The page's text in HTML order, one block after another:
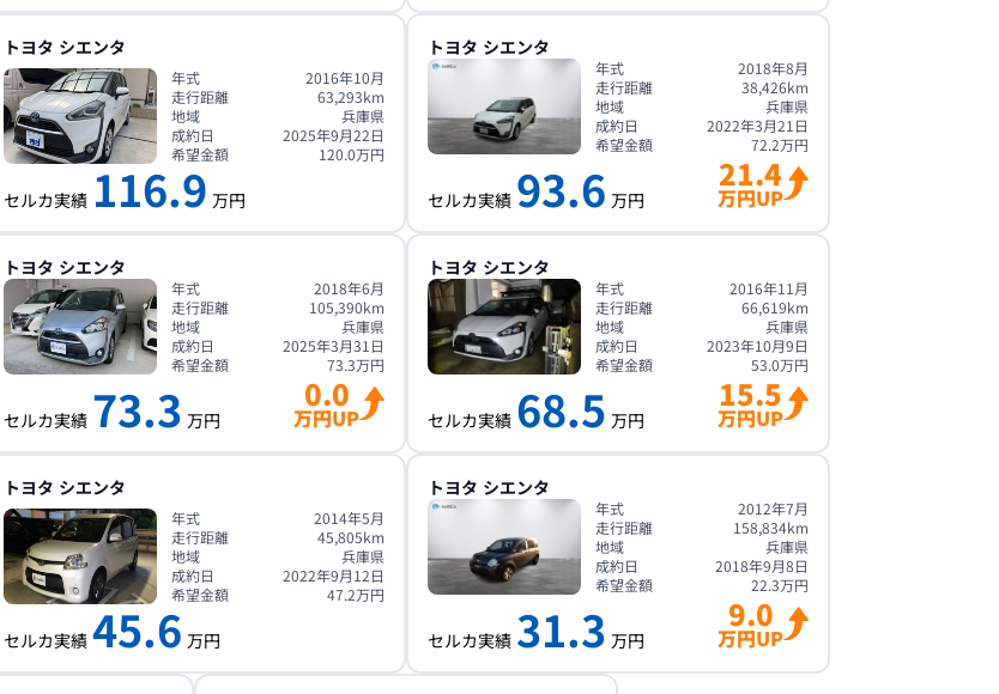
トヨタ シエンタ
年式
2016年10月
走行距離
63,293km
地域
兵庫県
成約日
2025年9月22日
希望金額
120.0万円
セルカ実績 116.9 万円
トヨタ シエンタ
年式
2018年8月
走行距離
38,426km
地域
兵庫県
成約日
2022年3月21日
希望金額
72.2万円
セルカ実績 93.6 万円
21.4
万円UP
トヨタ シエンタ
年式
2018年6月
走行距離
105,390km
地域
兵庫県
成約日
2025年3月31日
希望金額
73.3万円
セルカ実績 73.3 万円
0.0
万円UP
トヨタ シエンタ
年式
2016年11月
走行距離
66,619km
地域
兵庫県
成約日
2023年10月9日
希望金額
53.0万円
セルカ実績 68.5 万円
15.5
万円UP
トヨタ シエンタ
年式
2014年5月
走行距離
45,805km
地域
兵庫県
成約日
2022年9月12日
希望金額
47.2万円
セルカ実績 45.6 万円
トヨタ シエンタ
年式
2012年7月
走行距離
158,834km
地域
兵庫県
成約日
2018年9月8日
希望金額
22.3万円
セルカ実績 31.3 万円
9.0
万円UP